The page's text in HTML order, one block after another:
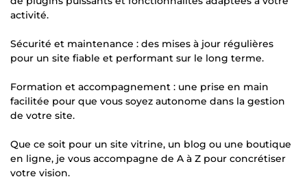
activité.
Sécurité et maintenance : des mises à jour régulières
pour un site fiable et performant sur le long terme.
Formation et accompagnement : une prise en main
facilitée pour que vous soyez autonome dans la gestion
de votre site.
Que ce soit pour un site vitrine, un blog ou une boutique
en ligne, je vous accompagne de A à Z pour concrétiser
votre vision.